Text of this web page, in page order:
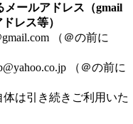
メールアドレス（gmail
レス等）
（＠の前に
（＠の前に
は引き続きご利用いた